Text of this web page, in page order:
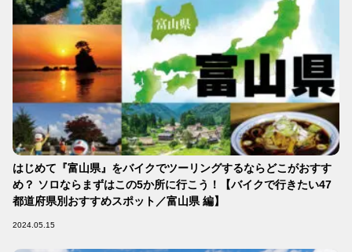
はじめて『富山県』をバイクでツーリングするならどこがおすす
め？ ソロならまずはこの5か所に行こう！【バイクで行きたい47
都道府県別おすすめスポット／富山県 編】
2024.05.15